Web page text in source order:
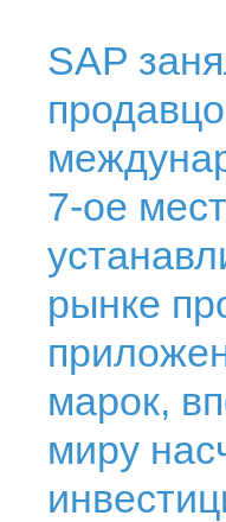
SAP
7-ое
рынке
марок,
миру